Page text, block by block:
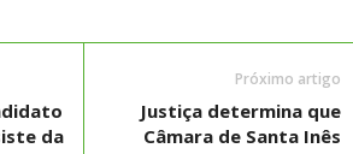
da
Próximo artigo
Justiça determina que
Câmara de Santa Inês